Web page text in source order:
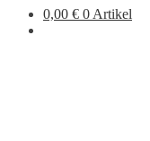
0,00 € 0 Artikel